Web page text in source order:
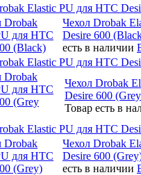
Elastic PU для HTC
Чехол Drobak
Desire 600
есть в наличии
Elastic PU для HTC
Чехол Drobak
Desire 600
Товар есть в
Elastic PU для HTC
Чехол Drobak
Desire 600
есть в наличии